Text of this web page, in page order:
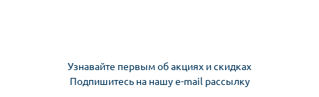
Узнавайте первым об акциях и скидках
Подпишитесь на нашу e-mail рассылку